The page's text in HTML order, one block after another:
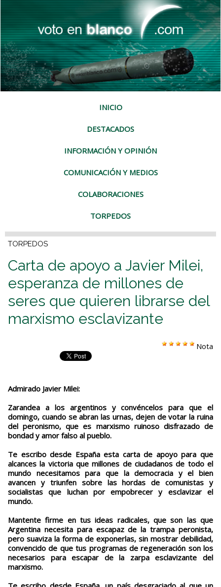
INICIO
DESTACADOS
INFORMACIÓN Y OPINIÓN
COMUNICACIÓN Y MEDIOS
COLABORACIONES
TORPEDOS
TORPEDOS
Carta de apoyo a Javier Milei,
esperanza de millones de
seres que quieren librarse del
marxismo esclavizante
Nota
Admirado Javier Milei:
Zarandea a los argentinos y convéncelos para que el
domingo, cuando se abran las urnas, dejen de votar la ruina
del peronismo, que es marxismo ruinoso disfrazado de
bondad y amor falso al pueblo.
Te escribo desde España esta carta de apoyo para que
alcances la victoria que millones de ciudadanos de todo el
mundo necesitamos para que la democracia y el bien
avancen y triunfen sobre las hordas de comunistas y
socialistas que luchan por empobrecer y esclavizar el
mundo.
Mantente firme en tus ideas radicales, que son las que
Argentina necesita para escapaz de la trampa peronista,
pero suaviza la forma de exponerlas, sin mostrar debilidad,
convencido de que tus programas de regeneración son los
necesarios para escapar de la zarpa esclavizante del
marxismo.